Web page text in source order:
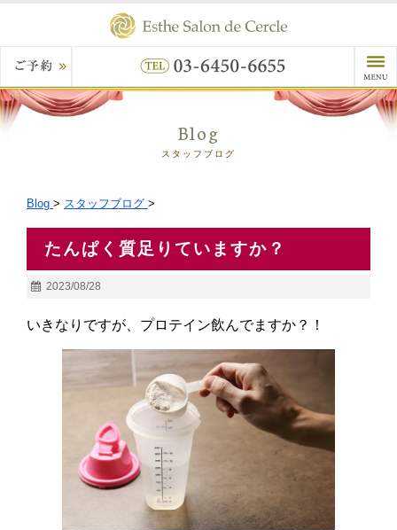
Blog
スタッフブログ
Blog > スタッフブログ >
たんぱく質足りていますか？
2023/08/28
いきなりですが、プロテイン飲んでますか？！